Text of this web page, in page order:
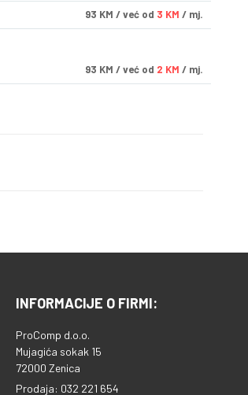
93 KM / već od 3 KM / mj.
93 KM / već od 2 KM / mj.
INFORMACIJE O FIRMI:
ProComp d.o.o.
Mujagića sokak 15
72000 Zenica
Prodaja: 032 221 654